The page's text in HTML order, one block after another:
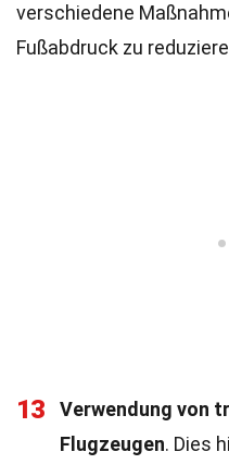
verschiedene
Fußabdruck zu
13
Verwendung von
Flugzeugen. Dies